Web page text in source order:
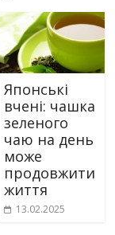
Японські
вчені: чашка
зеленого
чаю на день
може
продовжити
життя
13.02.2025